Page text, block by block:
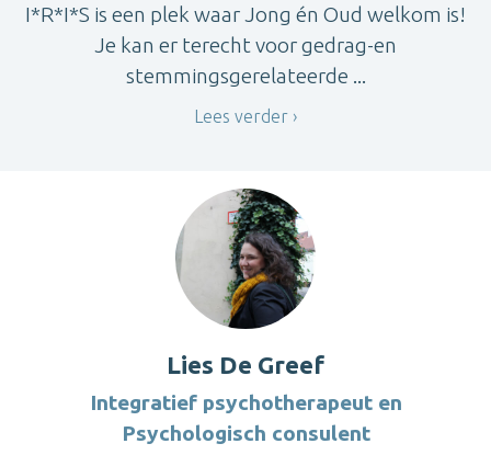
I*R*I*S is een plek waar Jong én Oud welkom is!
Je kan er terecht voor gedrag-en
stemmingsgerelateerde ...
Lees verder
Lies De Greef
Integratief psychotherapeut en
Psychologisch consulent